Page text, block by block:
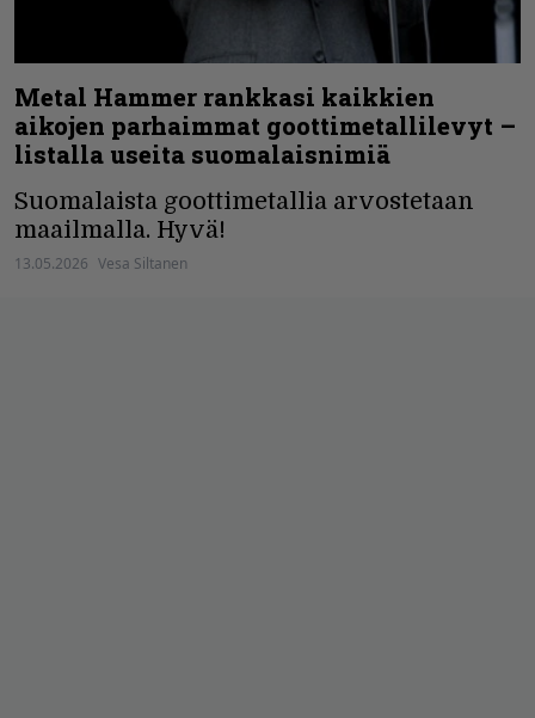
Metal Hammer rankkasi kaikkien
aikojen parhaimmat goottimetallilevyt –
listalla useita suomalaisnimiä
Suomalaista goottimetallia arvostetaan
maailmalla. Hyvä!
13.05.2026 Vesa Siltanen